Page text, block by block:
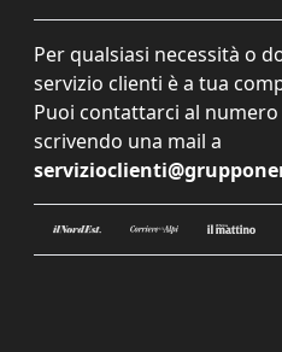
Per qualsiasi necessità o
servizio clienti è a tua
Puoi contattarci al numero
scrivendo una mail a